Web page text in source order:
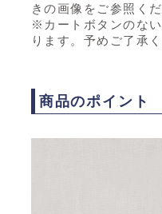
きの画像をご参照くだ
※カートボタンのな
ります。予めご了承く
商品のポイント